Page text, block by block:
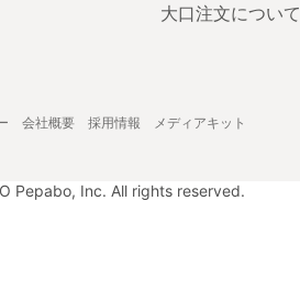
大口注文について
会社概要 採用情報 メディアキット
Pepabo, Inc. All rights reserved.